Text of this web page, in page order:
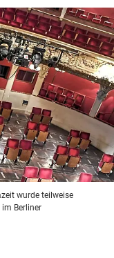
wurde teilweise
Berliner